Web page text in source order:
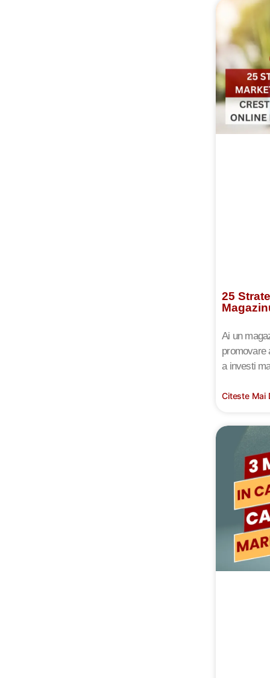
25
Ai un
promovare
a investi
Citeste Mai